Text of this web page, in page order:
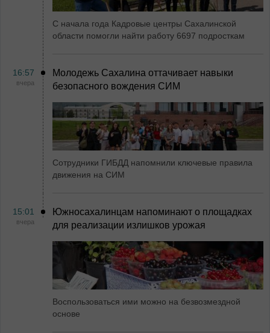
С начала года Кадровые центры Сахалинской
области помогли найти работу 6697 подросткам
16:57
вчера
Молодежь Сахалина оттачивает навыки
безопасного вождения СИМ
Сотрудники ГИБДД напомнили ключевые правила
движения на СИМ
15:01
вчера
Южносахалинцам напоминают о площадках
для реализации излишков урожая
Воспользоваться ими можно на безвозмездной
основе